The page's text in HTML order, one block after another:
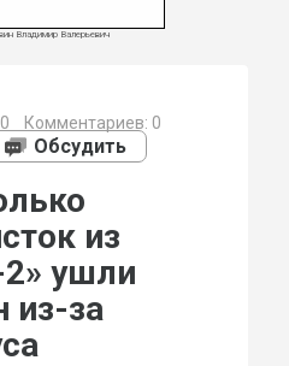
Владимир Валерьевич
Комментариев: 0
Обсудить
из
ушли
из-за